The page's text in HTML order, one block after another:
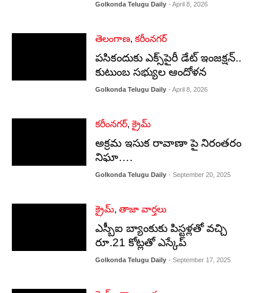
Golkonda Telugu Daily - April 8, 2026
తెలంగాణ, కరీంనగర్
పసికందుకు ఎక్స్‌పైరీ డేట్ ఇంజక్షన్..
కుటుంబ సభ్యుల ఆందోళన
Golkonda Telugu Daily - April 8, 2026
కరీంనగర్, క్రైమ్
అక్రమ ఇసుక రావాణా పై నిరంతరం
నిఘా….
Golkonda Telugu Daily - September 20, 2025
క్రైమ్, తాజా వార్తలు
ఎస్బీఐ బ్యాంకుకు పిస్టళ్లతో వచ్చి
రూ.21 కోట్లతో ఎస్కేప్
Golkonda Telugu Daily - September 17, 2025